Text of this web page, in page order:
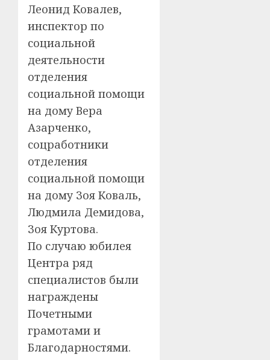
Леонид Ковалев,
инспектор по
социальной
деятельности
отделения
социальной помощи
на дому Вера
Азарченко,
соцработники
отделения
социальной помощи
на дому Зоя Коваль,
Людмила Демидова,
Зоя Куртова.
По случаю юбилея
Центра ряд
специалистов были
награждены
Почетными
грамотами и
Благодарностями.